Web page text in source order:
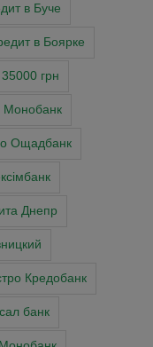
в Буче
в Боярке
грн
Монобанк
Ощадбанк
Днепр
Кредобанк
банк